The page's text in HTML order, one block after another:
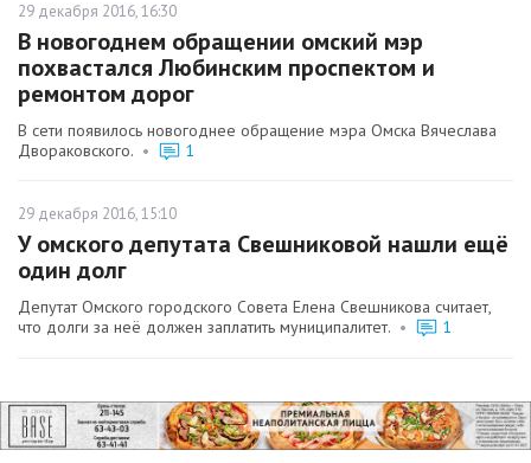
29 декабря 2016, 16:30
В новогоднем обращении омский мэр
похвастался Любинским проспектом и
ремонтом дорог
В сети появилось новогоднее обращение мэра Омска Вячеслава
Двораковского. • 1
29 декабря 2016, 15:10
У омского депутата Свешниковой нашли ещё
один долг
Депутат Омского городского Совета Елена Свешникова считает,
что долги за неё должен заплатить муниципалитет. • 1